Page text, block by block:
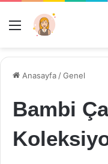
Menü
Anasayfa /Genel
Bambi